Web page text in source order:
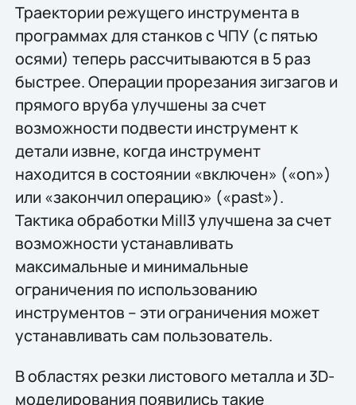
Траектории режущего инструмента в
программах для станков с ЧПУ (с пятью
осями) теперь рассчитываются в 5 раз
быстрее. Операции прорезания зигзагов и
прямого вруба улучшены за счет
возможности подвести инструмент к
детали извне, когда инструмент
находится в состоянии «включен» («on»)
или «закончил операцию» («past»).
Тактика обработки Mill3 улучшена за счет
возможности устанавливать
максимальные и минимальные
ограничения по использованию
инструментов – эти ограничения может
устанавливать сам пользователь.
В областях резки листового металла и 3D-
моделирования появились такие